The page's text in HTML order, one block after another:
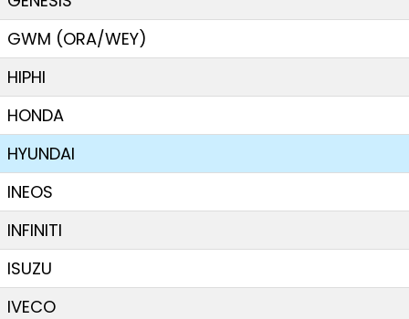
GWM (ORA/WEY)
HIPHI
HONDA
HYUNDAI
INEOS
INFINITI
ISUZU
IVECO